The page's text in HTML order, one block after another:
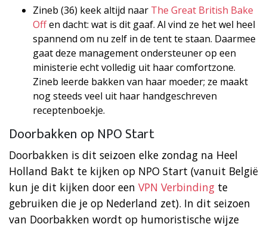
Zineb (36) keek altijd naar The Great British Bake
Offen dacht: wat is dit gaaf. Al vind ze het wel heel
spannend om nu zelf in de tent te staan. Daarmee
gaat deze management ondersteuner op een
ministerie echt volledig uit haar comfortzone.
Zineb leerde bakken van haar moeder; ze maakt
nog steeds veel uit haar handgeschreven
receptenboekje.
Doorbakken op NPO Start
Doorbakken is dit seizoen elke zondag na Heel
Holland Bakt te kijken op NPO Start (vanuit België
kun je dit kijken door een VPN Verbinding te
gebruiken die je op Nederland zet). In dit seizoen
van Doorbakken wordt op humoristische wijze